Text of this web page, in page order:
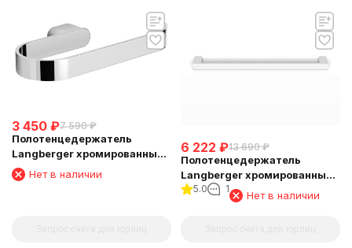
3 450 ₽7 590 ₽
Полотенцедержатель
Langberger хромированный
Нет в наличии
6 222 ₽13 690 ₽
Полотенцедержатель
Langberger хромированный
к стене одинарный 40 см
5.0 1
Нет в наличии